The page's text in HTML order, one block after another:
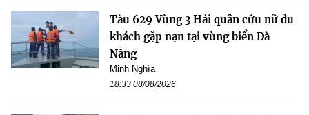
Tàu 629 Vùng 3 Hải quân cứu nữ du
khách gặp nạn tại vùng biển Đà
Nẵng
Minh Nghĩa
18:33 08/08/2026